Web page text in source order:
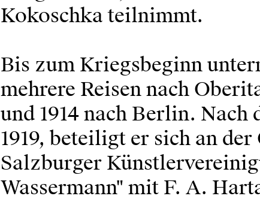
Kokoschka teilnimmt.
Bis zum Kriegsbeginn
mehrere Reisen nach
und 1914 nach Berlin. Nach
1919, beteiligt er sich an
Salzburger
Wassermann" mit F. A.